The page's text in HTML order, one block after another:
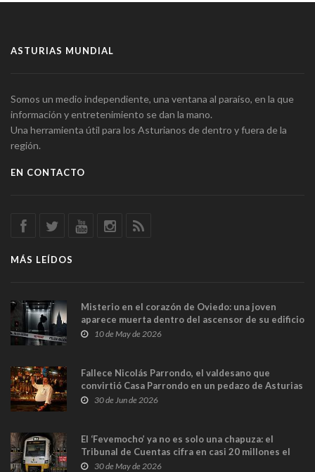
ASTURIAS MUNDIAL
Somos un medio independiente, una ventana al paraíso, en la que
información y entretenimiento se dan la mano.
Una herramienta útil para los Asturianos de dentro y fuera de la
región.
EN CONTACTO
MÁS LEÍDOS
Misterio en el corazón de Oviedo: una joven
aparece muerta dentro del ascensor de su edificio
y las cámaras captan sus últimos minutos
10 de May de 2026
Fallece Nicolás Parrondo, el valdesano que
convirtió Casa Parrondo en un pedazo de Asturias
en Madrid
30 de Jun de 2026
El ‘Fevemocho’ ya no es solo una chapuza: el
Tribunal de Cuentas cifra en casi 20 millones el
sobrecoste de los trenes que no cabían por los
30 de May de 2026